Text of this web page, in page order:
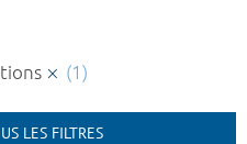
(1)
LES FILTRES